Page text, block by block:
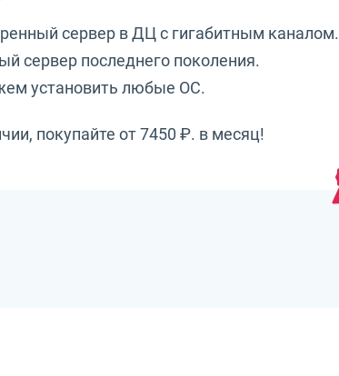
сервер в ДЦ с гигабитным каналом.
сервер последнего поколения.
установить любые ОС.
покупайте от 7450 ₽. в месяц!